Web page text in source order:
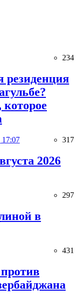
234
резиденция
которое
17:07 317
2026
297
в
431